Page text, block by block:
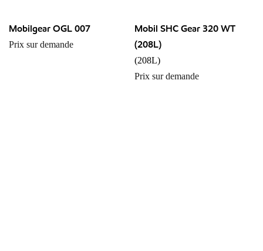
Mobilgear OGL 007
Prix sur demande
Mobil SHC Gear 320 WT
(208L)
(208L)
Prix sur demande